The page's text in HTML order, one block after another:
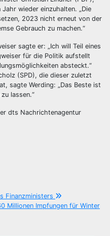
wieder einzuhalten. „Die
2023 nicht erneut von der
Gebrauch zu machen.“
sagte er: „Ich will Teil eines
für die Politik aufstellt
absteckt.“
(SPD), die dieser zuletzt
sagte Werding: „Das Beste ist
lassen.“
dts Nachrichtenagentur
Finanzministers
Millionen Impfungen für Winter